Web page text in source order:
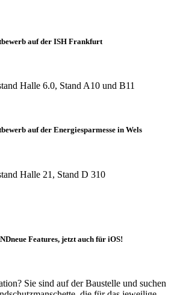
auf der ISH Frankfurt
Halle 6.0, Stand A10 und B11
auf der Energiesparmesse in Wels
Halle 21, Stand D 310
Features, jetzt auch für iOS!
Sie sind auf der Baustelle und suchen